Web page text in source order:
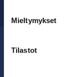
Mieltymykset
Tilastot